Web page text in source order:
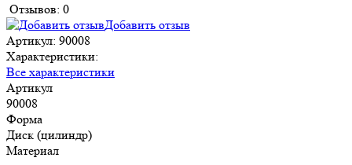
Отзывов: 0
Добавить отзыв
Артикул: 90008
Характеристики:
Все характеристики
Артикул
90008
Форма
Диск (цилиндр)
Материал